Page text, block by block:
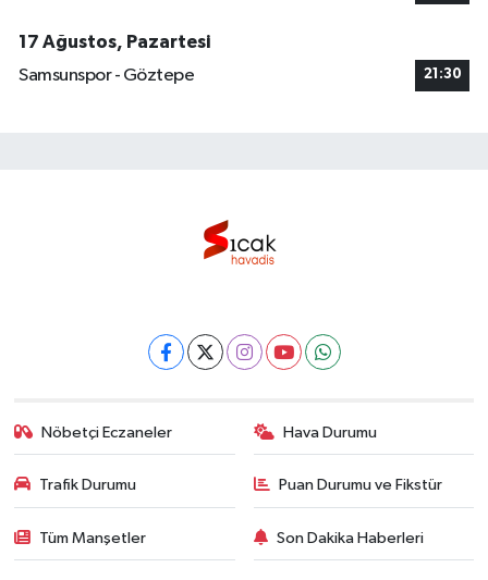
17 Ağustos, Pazartesi
Samsunspor - Göztepe
21:30
Nöbetçi Eczaneler Hava Durumu
Trafik Durumu Puan Durumu ve Fikstür
Tüm Manşetler Son Dakika Haberleri